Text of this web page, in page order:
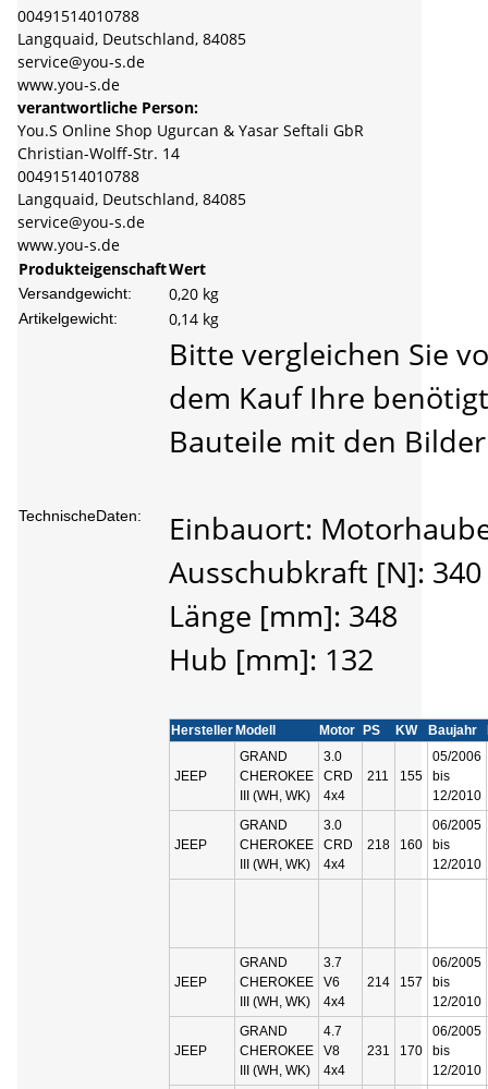
00491514010788
Langquaid, Deutschland, 84085
service@you-s.de
www.you-s.de
verantwortliche Person:
You.S Online Shop Ugurcan & Yasar Seftali GbR
Christian-Wolff-Str. 14
00491514010788
Langquaid, Deutschland, 84085
service@you-s.de
www.you-s.de
ProdukteigenschaftWert
Versandgewicht: 0,20 kg
Artikelgewicht: 0,14 kg
TechnischeDaten:
Bitte vergleichen Sie
dem Kauf Ihre
Bauteile mit den
Einbauort:
Ausschubkraft [N]: 340
Länge [mm]: 348
Hub [mm]: 132
Hersteller Modell Motor PS KW Baujahr
JEEP
GRAND
CHEROKEE
III (WH, WK)
3.0
CRD
4x4
211 155
05/2006
bis
12/2010
JEEP
GRAND
CHEROKEE
III (WH, WK)
3.0
CRD
4x4
218 160
06/2005
bis
12/2010
JEEP
GRAND
CHEROKEE
III (WH, WK)
3.7
V6
4x4
214 157
06/2005
bis
12/2010
JEEP
GRAND
CHEROKEE
III (WH, WK)
4.7
V8
4x4
231 170
06/2005
bis
12/2010